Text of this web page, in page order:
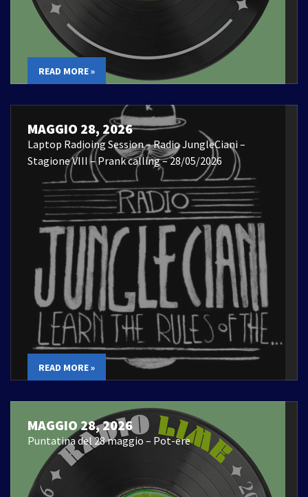
READ MORE »
MAGGIO 28, 2026
Laptop Radioing Session – Radio JungleCiani –
Stagione VIII – Prank calling – 28/05/2026
READ MORE »
MAGGIO 28, 2026
Puntatina del 28 maggio – Pot-ere